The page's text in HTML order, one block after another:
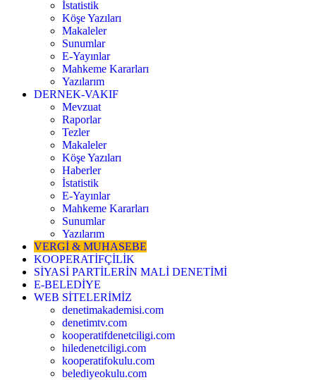
İstatistik
Köşe Yazıları
Makaleler
Sunumlar
E-Yayınlar
Mahkeme Kararları
Yazılarım
DERNEK-VAKIF
Mevzuat
Raporlar
Tezler
Makaleler
Köşe Yazıları
Haberler
İstatistik
E-Yayınlar
Mahkeme Kararları
Sunumlar
Yazılarım
VERGİ & MUHASEBE
KOOPERATİFÇİLİK
SİYASİ PARTİLERİN MALİ DENETİMİ
E-BELEDİYE
WEB SİTELERİMİZ
denetimakademisi.com
denetimtv.com
kooperatifdenetciligi.com
hiledenetciligi.com
kooperatifokulu.com
belediyeokulu.com